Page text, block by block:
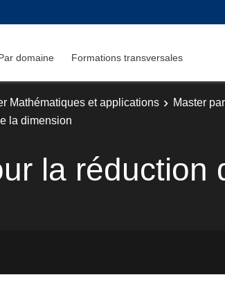
domaine Formations transversales
Mathématiques et applications
Master
la dimension
la réduction